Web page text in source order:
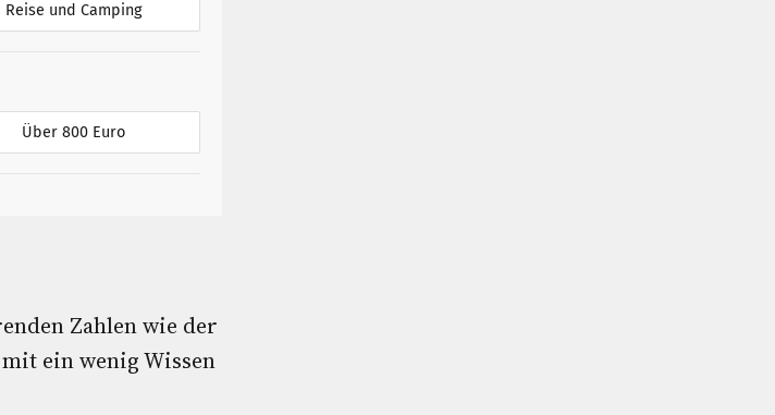
Reise und Camping
Über 800 Euro
Zahlen wie der
ein wenig Wissen